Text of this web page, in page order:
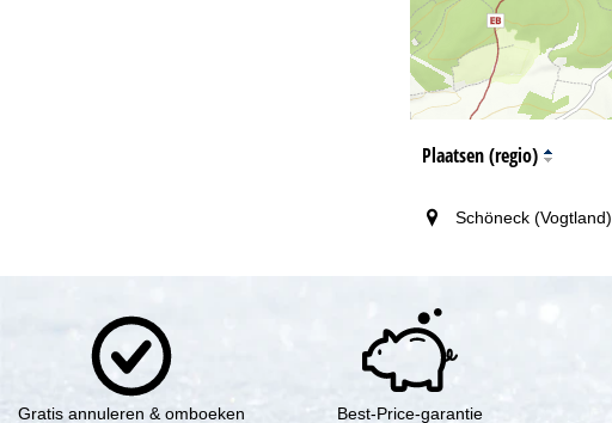
Plaatsen (regio)
Schöneck (Vogtland)
Gratis annuleren & omboeken Best-Price-garantie